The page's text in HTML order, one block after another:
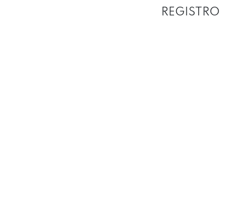
REGISTRO